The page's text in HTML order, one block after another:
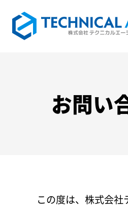
企業案内
お問い
この度は、株式会社